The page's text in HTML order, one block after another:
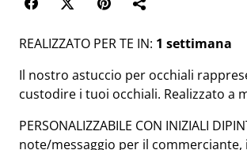
REALIZZATO PER TE IN: 1 settimana
Il nostro astuccio per occhiali
custodire i tuoi occhiali. Realizzato a
PERSONALIZZABILE CON INIZIALI
note/messaggio per il